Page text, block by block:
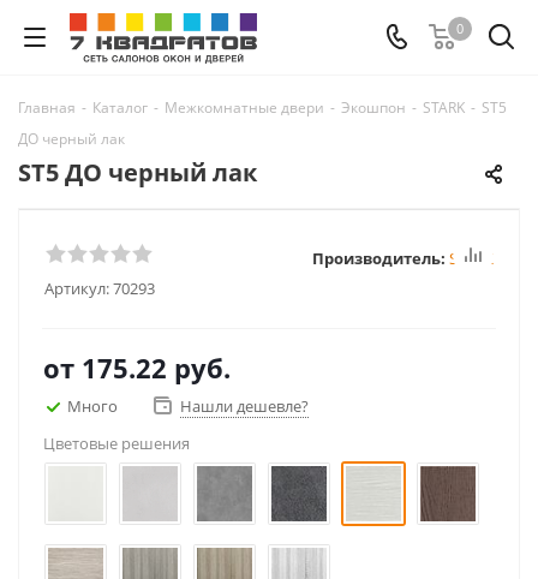
0
Главная - Каталог - Межкомнатные двери - Экошпон - STARK - ST5
ДО черный лак
ST5 ДО черный лак
Артикул:70293
Производитель: STARK
от 175.22 руб.
Много
Нашли дешевле?
Цветовые решения